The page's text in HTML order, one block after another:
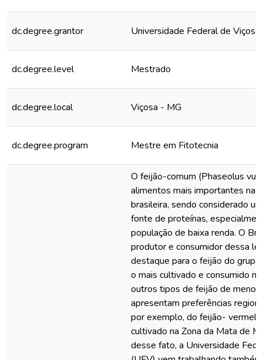
dc.degree.grantor Universidade Federal de Viçosa
dc.degree.level Mestrado
dc.degree.local Viçosa - MG
dc.degree.program Mestre em Fitotecnia
O feijão-comum (Phaseolus
alimentos mais importantes na
brasileira, sendo considerado
fonte de proteínas,
população de baixa renda. O
produtor e consumidor dessa
destaque para o feijão do grupo
o mais cultivado e consumido
outros tipos de feijão de menor
apresentam preferências
por exemplo, do feijão-
cultivado na Zona da Mata de
desse fato, a Universidade